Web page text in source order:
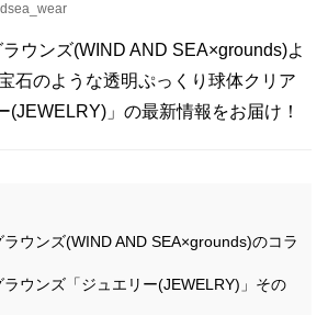
ウンズ(WIND AND SEA×grounds)よ
石のような透明ぷっくり球体クリア
(JEWELRY)」の最新情報をお届け！
ウンズ(WIND AND SEA×grounds)のコラ
ウンズ「ジュエリー(JEWELRY)」その